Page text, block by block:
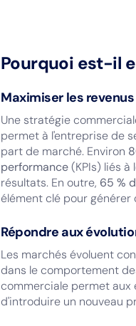
Pourquoi est-il
Maximiser les
Une stratégie
permet à l'entreprise de
part de marché. Environ
performance(KPIs) liés
résultats. En outre, 65 %
élément clé pour
Répondre aux
Les marchés évoluent
dans le comportement
commerciale permet aux
d'introduire un nouveau